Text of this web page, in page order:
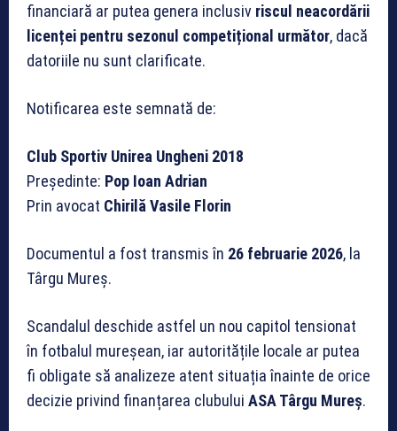
financiară ar putea genera inclusiv riscul neacordării
licenței pentru sezonul competițional următor, dacă
datoriile nu sunt clarificate.
Notificarea este semnată de:
Club Sportiv Unirea Ungheni 2018
Președinte: Pop Ioan Adrian
Prin avocat Chirilă Vasile Florin
Documentul a fost transmis în 26 februarie 2026, la
Târgu Mureș.
Scandalul deschide astfel un nou capitol tensionat
în fotbalul mureșean, iar autoritățile locale ar putea
fi obligate să analizeze atent situația înainte de orice
decizie privind finanțarea clubului ASA Târgu Mureș.